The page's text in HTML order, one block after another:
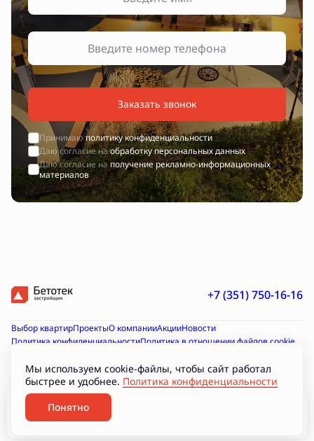
Заказать звонок
Принимаюполитику конфиденциальности
Даю согласие наобработку персональных данных
Даю согласие наполучение рекламно-информационных
материалов
+7 (351) 750-16-16
Выбор квартирПроектыО компанииАкцииНовости
Политика конфиденциальностиПолитика в отношении файлов cookie
Согласие на обработку персональных данных
Проектная декларация на наш.дом.рф ДокументыПодборки
Разработано
Мы используем cookie-файлы, чтобы сайт работал
быстрее и удобнее. Политика конфиденциальности
Понятно